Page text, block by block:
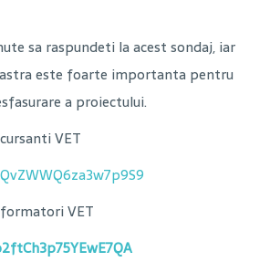
sa raspundeti la acest sondaj, iar
este foarte importanta pentru
a proiectului.
VET
VET